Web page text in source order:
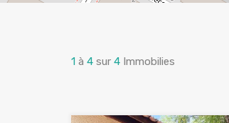
1 à 4 sur 4 Immobilies